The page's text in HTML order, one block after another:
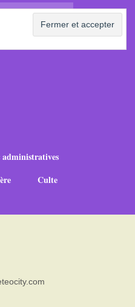
administratives
Culte